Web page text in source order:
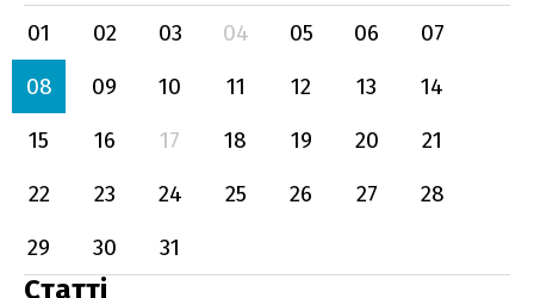
01
02 03 04 05 06
07
08
09 10 11 12 13
14
15
16 17 18 19 20
21
22
23 24 25 26 27
28
29
30 31
Статті